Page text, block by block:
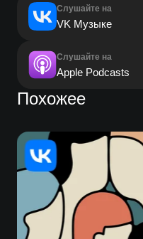
Слушайте на
VK Музыке
Слушайте на
Apple Podcasts
Похожее